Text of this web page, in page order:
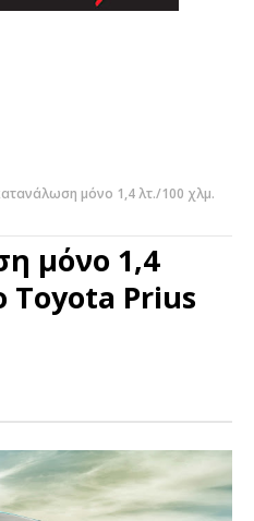
μόνο 1,4 λτ./100 χλμ.
μόνο 1,4
Toyota Prius